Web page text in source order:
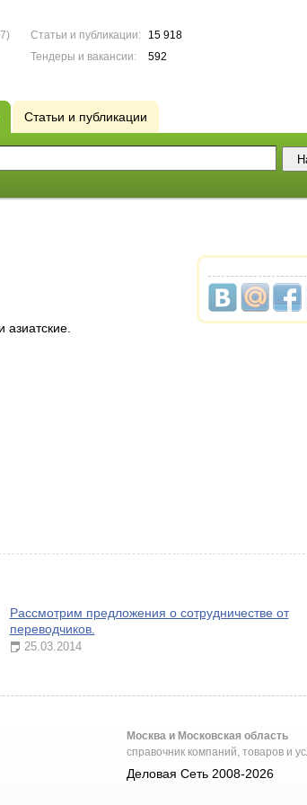
Статьи и публикации:
15 918
Тендеры и вакансии:
592
Статьи и публикации
азиатские.
Рассмотрим предложения о сотрудничестве от
переводчиков.
25.03.2014
Москва и Московская область
справочник компаний, товаров и
Деловая Сеть 2008-2026